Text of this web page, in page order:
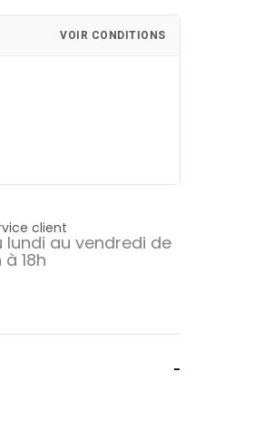
VOIR CONDITIONS
client
lundi au vendredi de
à 18h